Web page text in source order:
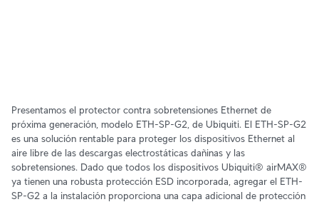
Presentamos el protector contra sobretensiones Ethernet de
próxima generación, modelo ETH-SP-G2, de Ubiquiti. El ETH-SP-G2
es una solución rentable para proteger los dispositivos Ethernet al
aire libre de las descargas electrostáticas dañinas y las
sobretensiones. Dado que todos los dispositivos Ubiquiti® airMAX®
ya tienen una robusta protección ESD incorporada, agregar el ETH-
SP-G2 a la instalación proporciona una capa adicional de protección